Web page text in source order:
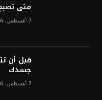
متى
7 أغسطس، 2026
قبل أن
جسدك
7 أغسطس، 2026